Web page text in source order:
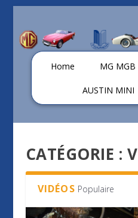
Home MG MGB
AUSTIN MINI
CATÉGORIE :
VIDÉOS Populaire